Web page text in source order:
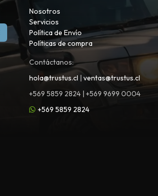
Nosotros
Servicios
Política de Envío
Políticas de compra
Contáctanos:
hola@trustus.cl | ventas@trustus.cl
+569 5859 2824 | +569 9699 0004
+569 5859 2824